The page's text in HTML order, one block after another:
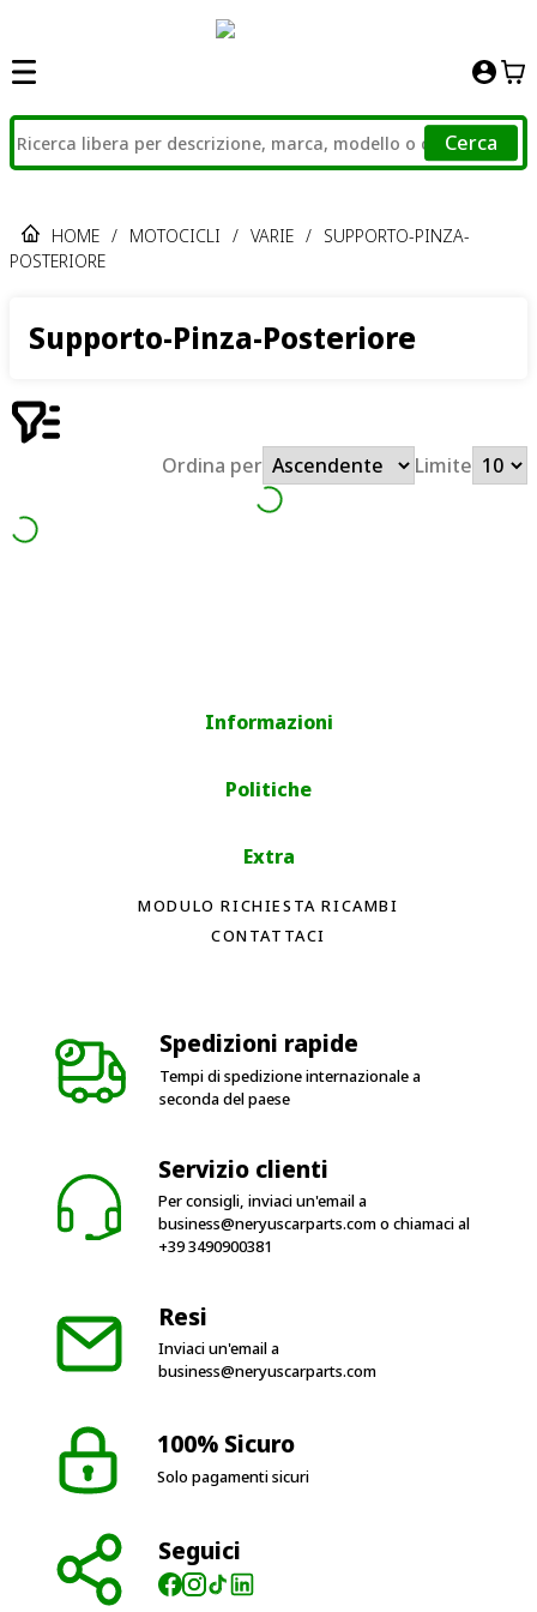
Cerca
HOME / MOTOCICLI / VARIE / SUPPORTO-PINZA-
POSTERIORE
Supporto-Pinza-Posteriore
Ordina per Limite
Politiche
Extra
MODULO RICHIESTA RICAMBI
seconda del paese
Servizio clienti
business@neryuscarparts.com
Resi
business@neryuscarparts.com
100% Sicuro
Seguici
Orari di apertura